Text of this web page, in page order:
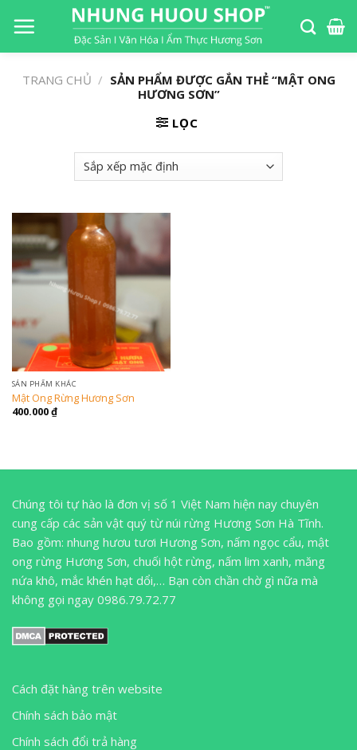
TRANG CHỦ / SẢN PHẨM ĐƯỢC GẮN THẺ “MẬT ONG
HƯƠNG SƠN”
LỌC
SẢN PHẨM KHÁC
Mật Ong Rừng Hương Sơn
400.000₫
Chúng tôi tự hào là đơn vị số 1 Việt Nam hiện nay chuyên
cung cấp các sản vật quý từ núi rừng Hương Sơn Hà Tĩnh.
Bao gồm: nhung hươu tươi Hương Sơn, nấm ngọc cẩu, mật
ong rừng Hương Sơn, chuối hột rừng, nấm lim xanh, măng
nứa khô, mắc khén hạt dổi,… Bạn còn chần chờ gì nữa mà
không gọi ngay 0986.79.72.77
Cách đặt hàng trên website
Chính sách bảo mật
Chính sách đổi trả hàng